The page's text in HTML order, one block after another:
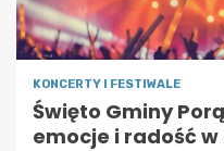
KONCERTY I FESTIWALE
Święto Gminy
emocje i radość